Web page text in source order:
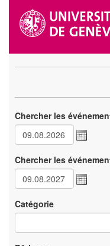
Chercher les
Chercher les
Catégorie